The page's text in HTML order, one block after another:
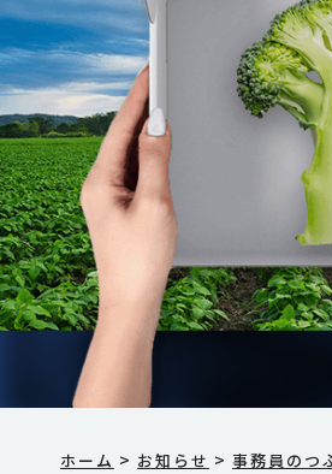
ホーム > お知らせ >事務員のつ